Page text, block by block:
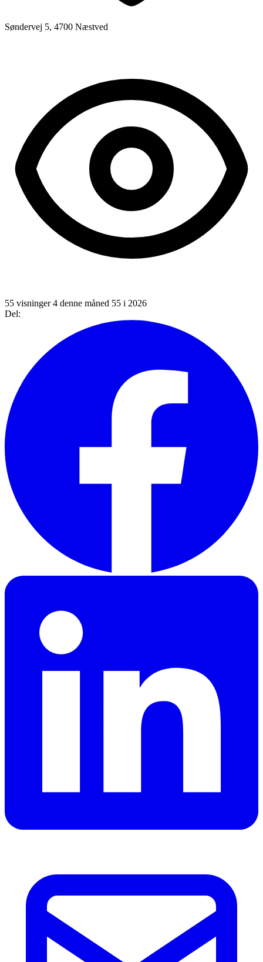
Søndervej 5, 4700 Næstved
55 visninger4 denne måned 55 i 2026
Del: